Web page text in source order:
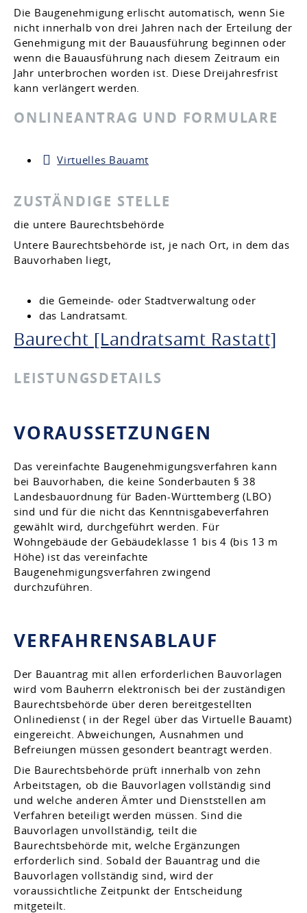
Die Baugenehmigung erlischt automatisch, wenn Sie
nicht innerhalb von drei Jahren nach der Erteilung der
Genehmigung mit der Bauausführung beginnen oder
wenn die Bauausführung nach diesem Zeitraum ein
Jahr unterbrochen worden ist. Diese Dreijahresfrist
kann verlängert werden.
ONLINEANTRAG UND FORMULARE
Virtuelles Bauamt
ZUSTÄNDIGE STELLE
die untere Baurechtsbehörde
Untere Baurechtsbehörde ist, je nach Ort, in dem das
Bauvorhaben liegt,
die Gemeinde- oder Stadtverwaltung oder
das Landratsamt.
Baurecht [Landratsamt Rastatt]
LEISTUNGSDETAILS
VORAUSSETZUNGEN
Das vereinfachte Baugenehmigungsverfahren kann
bei Bauvorhaben, die keine Sonderbauten § 38
Landesbauordnung für Baden-Württemberg (LBO)
sind und für die nicht das Kenntnisgabeverfahren
gewählt wird, durchgeführt werden. Für
Wohngebäude der Gebäudeklasse 1 bis 4 (bis 13 m
Höhe) ist das vereinfachte
Baugenehmigungsverfahren zwingend
durchzuführen.
VERFAHRENSABLAUF
Der Bauantrag mit allen erforderlichen Bauvorlagen
wird vom Bauherrn elektronisch bei der zuständigen
Baurechtsbehörde über deren bereitgestellten
Onlinedienst ( in der Regel über das Virtuelle Bauamt)
eingereicht. Abweichungen, Ausnahmen und
Befreiungen müssen gesondert beantragt werden.
Die Baurechtsbehörde prüft innerhalb von zehn
Arbeitstagen, ob die Bauvorlagen vollständig sind
und welche anderen Ämter und Dienststellen am
Verfahren beteiligt werden müssen. Sind die
Bauvorlagen unvollständig, teilt die
Baurechtsbehörde mit, welche Ergänzungen
erforderlich sind. Sobald der Bauantrag und die
Bauvorlagen vollständig sind, wird der
voraussichtliche Zeitpunkt der Entscheidung
mitgeteilt.